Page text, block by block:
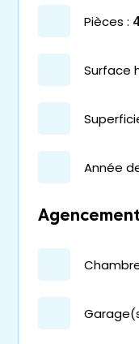
pièces :
surface
année